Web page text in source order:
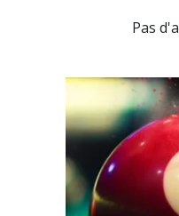
Pas